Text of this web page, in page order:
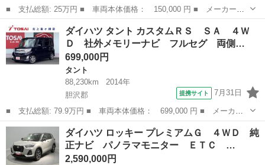
■ 支払総額: 25万円 ■ 車両本体価格： 150,000 円 ■ メーカー
名： ダイハツ ■ 車種名： ミライース ■ グレード名： Ｌ Ｂ
ｌｕｅｔｏｏｔｈオーディオ フルセグＴＶ ＥＴＣ 電動格納ミラ
ー パワーウィン...
宮城 ミライース
ダイハツ タント カスタムＲＳ ＳＡ ４Ｗ
Ｄ 社外メモリーナビ フルセグ 両側…
699,000円
タント
88,230km
2014年
胆沢郡
提携サイト 7月31日
■ 支払総額: 79.9万円 ■ 車両本体価格： 699,000 円 ■ メーカー
名： ダイハツ ■ 車種名： タント ■ グレード名： カスタムＲ
Ｓ ＳＡ ４ＷＤ 社外メモリーナビ フルセグ 両側パワースライ
ドドア スマ...
岩手 胆沢郡 タント
ダイハツ ロッキー プレミアムＧ ４ＷＤ 純
正ナビ パノラマモニター ＥＴＣ …
2,590,000円